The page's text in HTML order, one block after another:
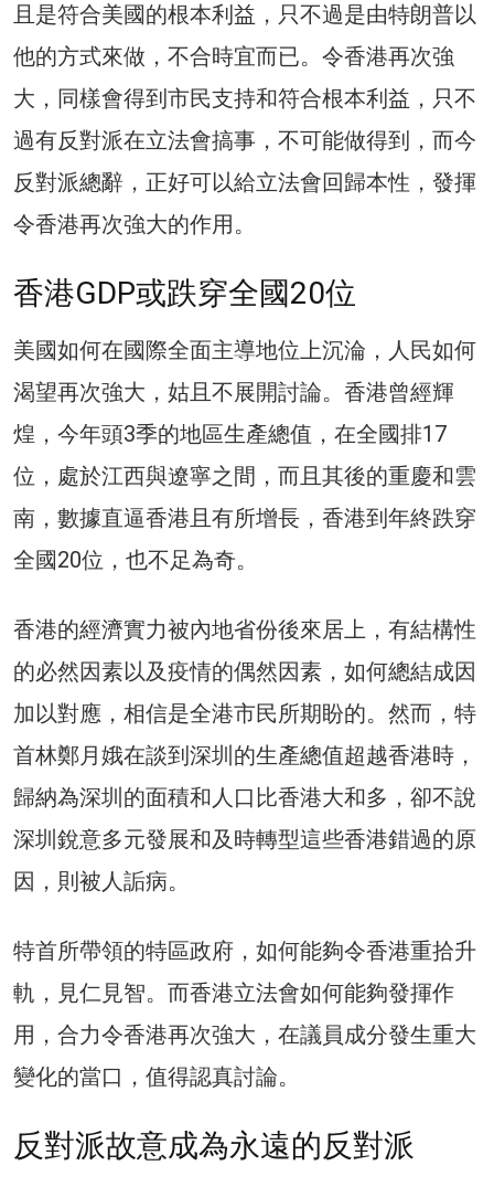
且是符合美國的根本利益，只不過是由特朗普以
他的方式來做，不合時宜而已。令香港再次強
大，同樣會得到市民支持和符合根本利益，只不
過有反對派在立法會搞事，不可能做得到，而今
反對派總辭，正好可以給立法會回歸本性，發揮
令香港再次強大的作用。
香港GDP或跌穿全國20位
美國如何在國際全面主導地位上沉淪，人民如何
渴望再次強大，姑且不展開討論。香港曾經輝
煌，今年頭3季的地區生產總值，在全國排17
位，處於江西與遼寧之間，而且其後的重慶和雲
南，數據直逼香港且有所增長，香港到年終跌穿
全國20位，也不足為奇。
香港的經濟實力被內地省份後來居上，有結構性
的必然因素以及疫情的偶然因素，如何總結成因
加以對應，相信是全港市民所期盼的。然而，特
首林鄭月娥在談到深圳的生產總值超越香港時，
歸納為深圳的面積和人口比香港大和多，卻不說
深圳銳意多元發展和及時轉型這些香港錯過的原
因，則被人詬病。
特首所帶領的特區政府，如何能夠令香港重拾升
軌，見仁見智。而香港立法會如何能夠發揮作
用，合力令香港再次強大，在議員成分發生重大
變化的當口，值得認真討論。
反對派故意成為永遠的反對派